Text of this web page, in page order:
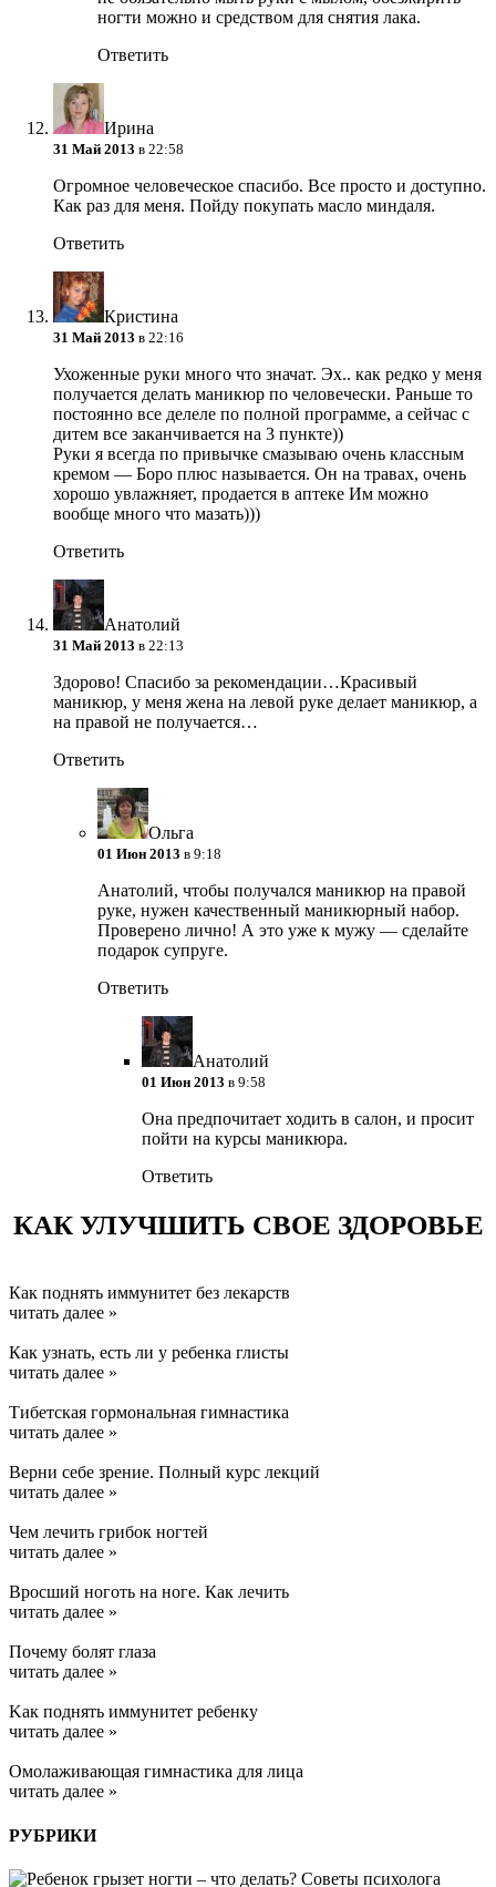
ногти можно и средством для снятия лака.
Ответить
Ирина
31 Май 2013 в 22:58
Огромное человеческое спасибо. Все просто и доступно.
Как раз для меня. Пойду покупать масло миндаля.
Ответить
Кристина
31 Май 2013 в 22:16
Ухоженные руки много что значат. Эх.. как редко у меня
получается делать маникюр по человечески. Раньше то
постоянно все делеле по полной программе, а сейчас с
дитем все заканчивается на 3 пункте))
Руки я всегда по привычке смазываю очень классным
кремом — Боро плюс называется. Он на травах, очень
хорошо увлажняет, продается в аптеке Им можно
вообще много что мазать)))
Ответить
Анатолий
31 Май 2013 в 22:13
Здорово! Спасибо за рекомендации…Красивый
маникюр, у меня жена на левой руке делает маникюр, а
на правой не получается…
Ответить
Ольга
01 Июн 2013 в 9:18
Анатолий, чтобы получался маникюр на правой
руке, нужен качественный маникюрный набор.
Проверено лично! А это уже к мужу — сделайте
подарок супруге.
Ответить
Анатолий
01 Июн 2013 в 9:58
Она предпочитает ходить в салон, и просит
пойти на курсы маникюра.
Ответить
КАК УЛУЧШИТЬ СВОЕ ЗДОРОВЬЕ
Как поднять иммунитет без лекарств
читать далее »
Как узнать, есть ли у ребенка глисты
читать далее »
Тибетская гормональная гимнастика
читать далее »
Верни себе зрение. Полный курс лекций
читать далее »
Чем лечить грибок ногтей
читать далее »
Вросший ноготь на ноге. Как лечить
читать далее »
Почему болят глаза
читать далее »
Kак поднять иммунитет ребенку
читать далее »
Омолаживающая гимнастика для лица
читать далее »
РУБРИКИ